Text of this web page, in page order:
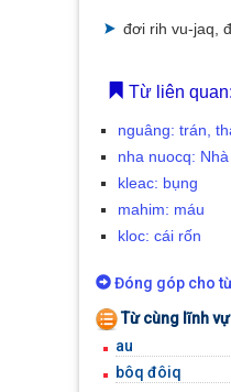
đơi rih vu-jaq,
Từ liên quan:
nguâng: trán,
nha nuocq:
kleac: bụng
mahim: máu
kloc: cái rốn
Đóng góp cho
Từ cùng lĩnh
au
bôq đôiq